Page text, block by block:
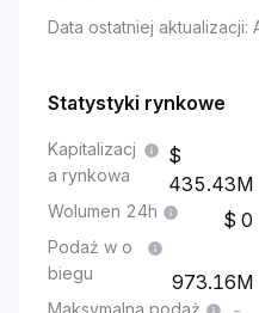
Data ostatniej
Statystyki rynkowe
Kapitalizacj
a rynkowa
435.43M
Wolumen 24h 0
Podaż w o
biegu
973.16M
Maksymalna podaż